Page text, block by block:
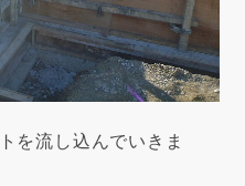
を流し込んでいきま